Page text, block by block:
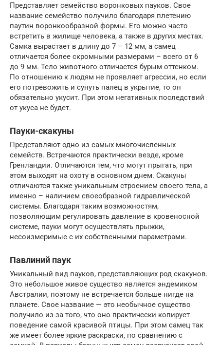
Представляет семейство воронковых пауков. Свое
название семейство получило благодаря плетению
паутин воронкообразной формы. Его можно часто
встретить в жилище человека, а также в других местах.
Самка вырастает в длину до 7 – 12 мм, а самец
отличается более скромными размерами – всего от 6
до 9 мм. Тело животного отличается бурым оттенком.
По отношению к людям не проявляет агрессии, но если
его потревожить и сунуть палец в укрытие, то он
обязательно укусит. При этом негативных последствий
от укуса не будет.
Пауки-скакуны
Представляют одно из самых многочисленных
семейств. Встречаются практически везде, кроме
Гренландии. Отличаются тем, что могут прыгать, при
этом выходят на охоту в основном днем. Скакуны
отличаются также уникальным строением своего тела, а
именно – наличием своеобразной гидравлической
системы. Благодаря таким возможностям,
позволяющим регулировать давление в кровеносной
системе, пауки могут осуществлять прыжки,
несоизмеримые с их собственными параметрами.
Павлиний паук
Уникальный вид пауков, представляющих род скакунов.
Это небольшое живое существо является эндемиком
Австралии, поэтому не встречается больше нигде на
планете. Свое название — это необычное существо
получило из-за того, что оно практически копирует
поведение самой красивой птицы. При этом самец так
же имеет более яркие раскраски, по сравнению с